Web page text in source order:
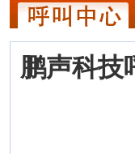
鹏声科技